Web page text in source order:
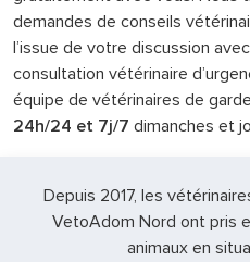
demandes de conseils
l’issue de votre discussion
consultation vétérinaire
équipe de vétérinaires de
24h/24 et 7j/7 dimanches et
Depuis 2017, les
VetoAdom Nord ont pris
animaux en